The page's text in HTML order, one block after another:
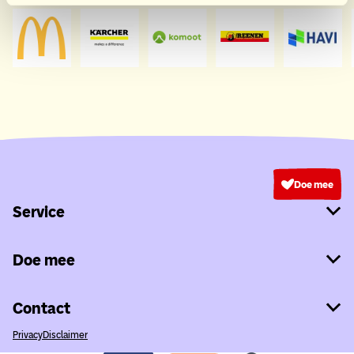
Doe mee
Contact
PrivacyDisclaimer
Service
Doe mee